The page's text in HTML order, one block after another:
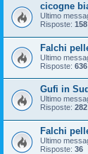
cicogne
Ultimo
Risposte: 158
Falchi
Ultimo
Risposte: 636
Gufi in
Ultimo
Risposte: 282
Falchi
Ultimo
Risposte: 36